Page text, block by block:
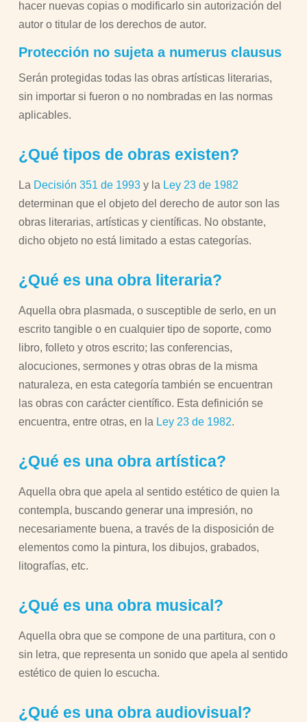
hacer nuevas copias o modificarlo sin autorización del
autor o titular de los derechos de autor.
Protección no sujeta a numerus clausus
Serán protegidas todas las obras artísticas literarias,
sin importar si fueron o no nombradas en las normas
aplicables.
¿Qué tipos de obras existen?
La Decisión 351 de 1993 y la Ley 23 de 1982
determinan que el objeto del derecho de autor son las
obras literarias, artísticas y científicas. No obstante,
dicho objeto no está limitado a estas categorías.
¿Qué es una obra literaria?
Aquella obra plasmada, o susceptible de serlo, en un
escrito tangible o en cualquier tipo de soporte, como
libro, folleto y otros escrito; las conferencias,
alocuciones, sermones y otras obras de la misma
naturaleza, en esta categoría también se encuentran
las obras con carácter científico. Esta definición se
encuentra, entre otras, en la Ley 23 de 1982.
¿Qué es una obra artística?
Aquella obra que apela al sentido estético de quien la
contempla, buscando generar una impresión, no
necesariamente buena, a través de la disposición de
elementos como la pintura, los dibujos, grabados,
litografías, etc.
¿Qué es una obra musical?
Aquella obra que se compone de una partitura, con o
sin letra, que representa un sonido que apela al sentido
estético de quien lo escucha.
¿Qué es una obra audiovisual?